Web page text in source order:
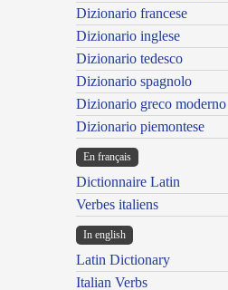
Dizionario francese
Dizionario inglese
Dizionario tedesco
Dizionario spagnolo
Dizionario greco moderno
Dizionario piemontese
En français
Dictionnaire Latin
Verbes italiens
In english
Latin Dictionary
Italian Verbs